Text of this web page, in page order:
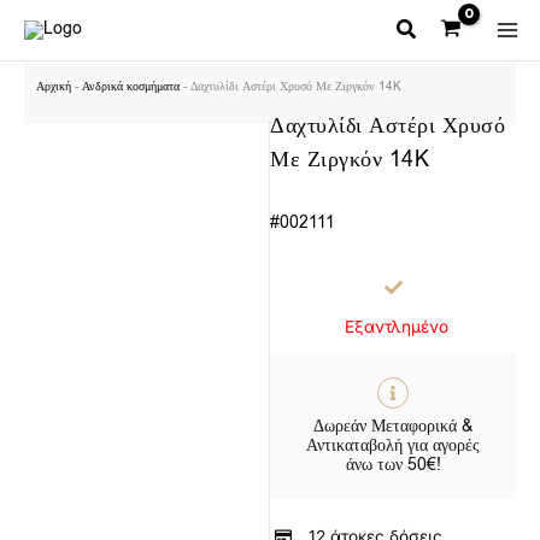
περιεχόμενο
Αρχική - Ανδρικά κοσμήματα - Δαχτυλίδι Αστέρι Χρυσό Με Ζιργκόν 14K
Δαχτυλίδι Αστέρι Χρυσό
Με Ζιργκόν 14K
#002111
Εξαντλημένο
Δωρεάν Μεταφορικά &
Αντικαταβολή για αγορές
άνω των 50€!